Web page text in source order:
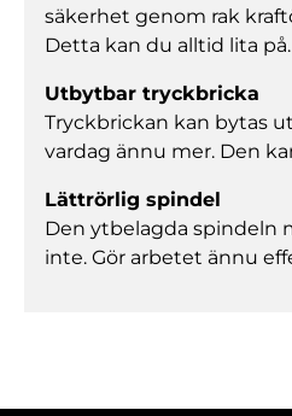
säkerhet genom rak
Detta kan du alltid lita på.
Utbytbar tryckbricka
Tryckbrickan kan bytas
vardag ännu mer. Den
Lättrörlig spindel
Den ytbelagda spindeln
inte. Gör arbetet ännu